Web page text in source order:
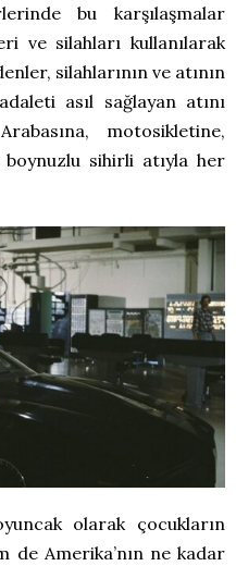
bu karşılaşmalar
ve silahları kullanılarak
silahlarının ve atının
asıl sağlayan atını
motosikletine,
sihirli atıyla her
olarak çocukların
de Amerika’nın ne kadar